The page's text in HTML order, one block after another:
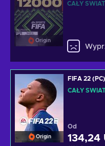
Origin
CAŁY ŚWIAT
Origin
FIFA 22
CAŁY
Od
134,24